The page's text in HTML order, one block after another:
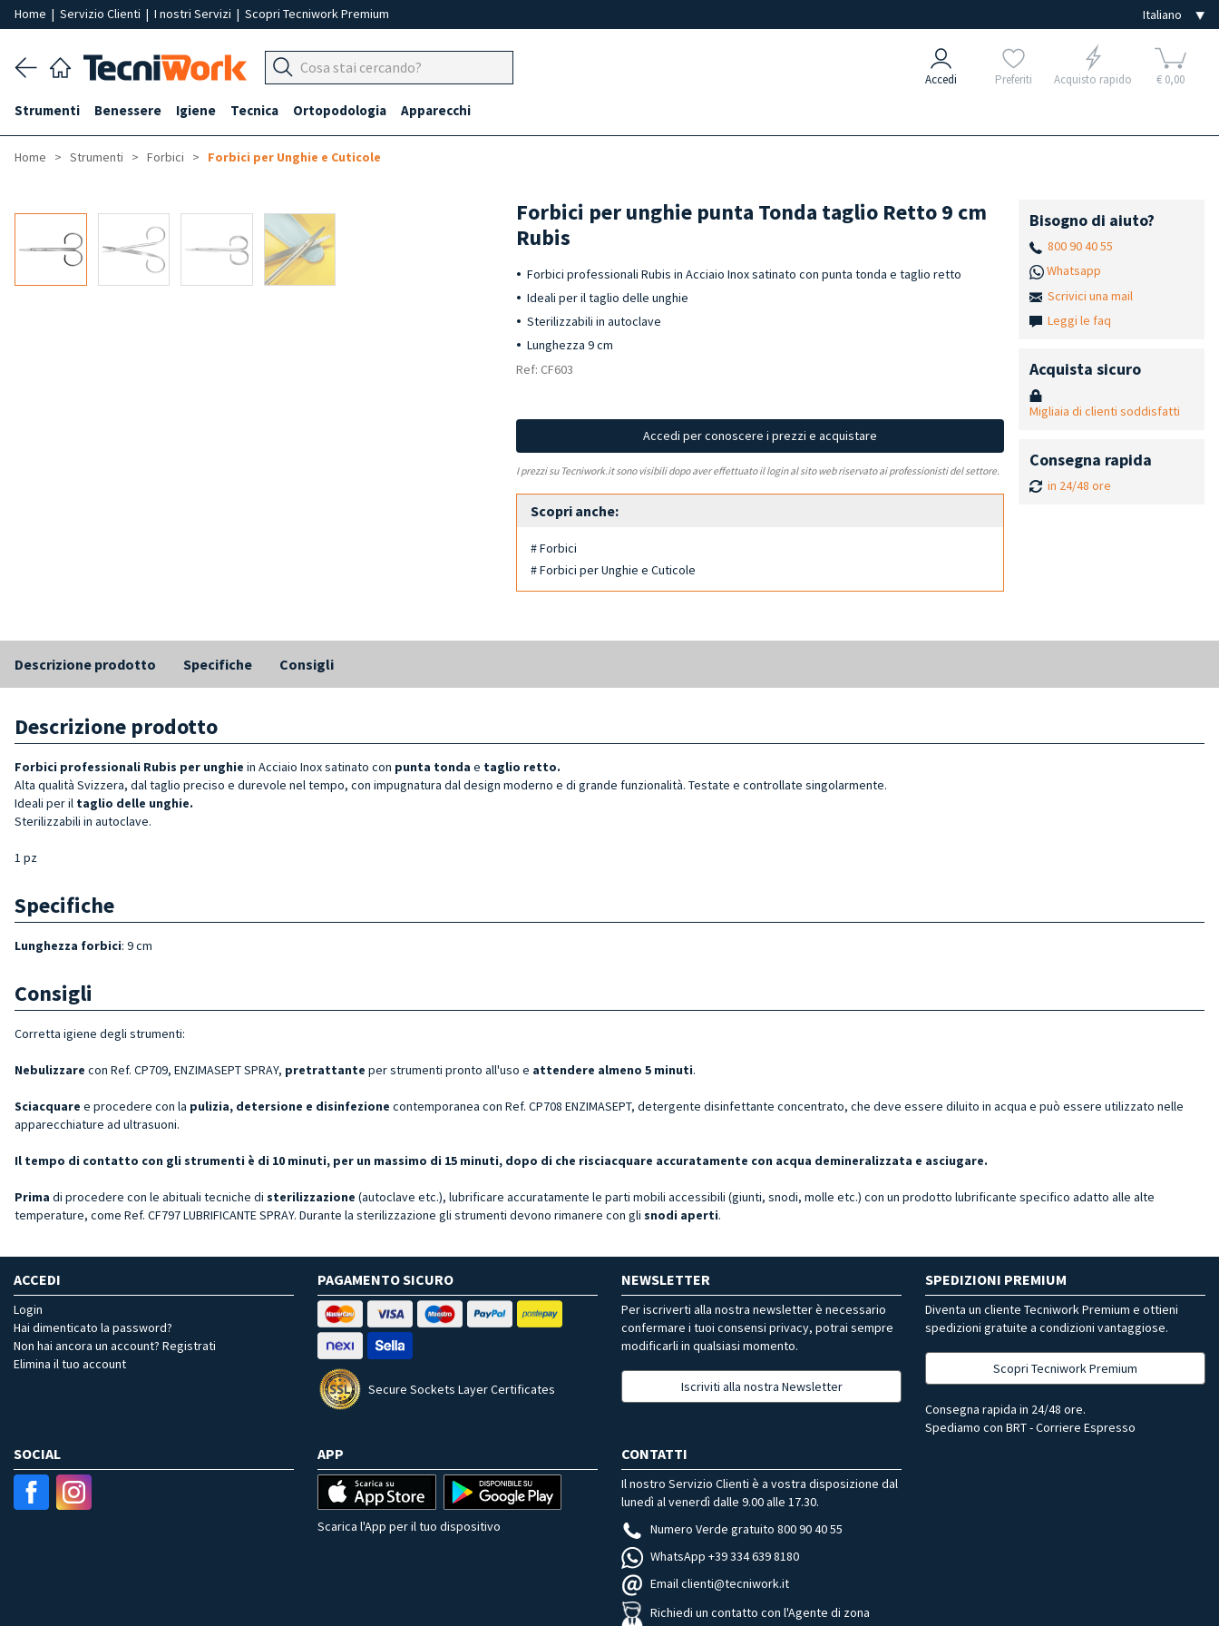
Home | Servizio Clienti | I nostri Servizi | Scopri Tecniwork Premium
Accedi Preferiti Acquisto rapido € 0,00
Strumenti Benessere Igiene Tecnica Ortopodologia Apparecchi
Home Strumenti Forbici Forbici per Unghie e Cuticole
Forbici per unghie punta Tonda taglio Retto 9 cm
Rubis
Forbici professionali Rubis in Acciaio Inox satinato con punta tonda e taglio retto
Ideali per il taglio delle unghie
Sterilizzabili in autoclave
Lunghezza 9 cm
Ref: CF603
Accedi per conoscere i prezzi e acquistare
I prezzi su Tecniwork.it sono visibili dopo aver effettuato il login al sito web riservato ai professionisti del settore.
Scopri anche:
# Forbici
# Forbici per Unghie e Cuticole
Bisogno di aiuto?
800 90 40 55
Whatsapp
Scrivici una mail
Leggi le faq
Acquista sicuro
Migliaia di clienti soddisfatti
Consegna rapida
in 24/48 ore
Descrizione prodotto Specifiche Consigli
Descrizione prodotto
Forbici professionali Rubis per unghie in Acciaio Inox satinato con punta tonda e taglio retto.
Alta qualità Svizzera, dal taglio preciso e durevole nel tempo, con impugnatura dal design moderno e di grande funzionalità. Testate e controllate singolarmente.
Ideali per il taglio delle unghie.
Sterilizzabili in autoclave.
1 pz
Specifiche
Lunghezza forbici: 9 cm
Consigli
Corretta igiene degli strumenti:
Nebulizzare con Ref. CP709, ENZIMASEPT SPRAY, pretrattante per strumenti pronto all'uso e attendere almeno 5 minuti.
Sciacquare e procedere con la pulizia, detersione e disinfezione contemporanea con Ref. CP708 ENZIMASEPT, detergente disinfettante concentrato, che deve essere diluito in acqua e può essere utilizzato nelle
apparecchiature ad ultrasuoni.
Il tempo di contatto con gli strumenti è di 10 minuti, per un massimo di 15 minuti, dopo di che risciacquare accuratamente con acqua demineralizzata e asciugare.
Prima di procedere con le abituali tecniche di sterilizzazione (autoclave etc.), lubrificare accuratamente le parti mobili accessibili (giunti, snodi, molle etc.) con un prodotto lubrificante specifico adatto alle alte
temperature, come Ref. CF797 LUBRIFICANTE SPRAY. Durante la sterilizzazione gli strumenti devono rimanere con gli snodi aperti.
ACCEDI
Login
Hai dimenticato la password?
Non hai ancora un account? Registrati
Elimina il tuo account
PAGAMENTO SICURO
Secure Sockets Layer Certificates
NEWSLETTER
Per iscriverti alla nostra newsletter è necessario
confermare i tuoi consensi privacy, potrai sempre
modificarli in qualsiasi momento.
Iscriviti alla nostra Newsletter
SPEDIZIONI PREMIUM
Diventa un cliente Tecniwork Premium e ottieni
spedizioni gratuite a condizioni vantaggiose.
Scopri Tecniwork Premium
Consegna rapida in 24/48 ore.
Spediamo con BRT - Corriere Espresso
SOCIAL APP
Scarica l'App per il tuo dispositivo
CONTATTI
Il nostro Servizio Clienti è a vostra disposizione dal
lunedì al venerdì dalle 9.00 alle 17.30.
Numero Verde gratuito 800 90 40 55
WhatsApp +39 334 639 8180
Email clienti@tecniwork.it
Richiedi un contatto con l'Agente di zona